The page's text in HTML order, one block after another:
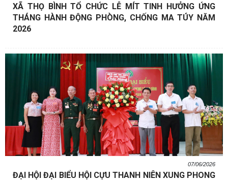
XÃ THỌ BÌNH TỔ CHỨC LỄ MÍT TINH HƯỞNG ỨNG
THÁNG HÀNH ĐỘNG PHÒNG, CHỐNG MA TÚY NĂM
2026
07/06/2026
ĐẠI HỘI ĐẠI BIỂU HỘI CỰU THANH NIÊN XUNG PHONG